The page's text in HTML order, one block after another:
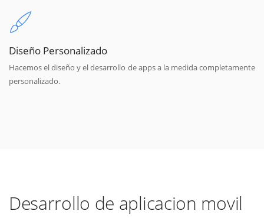
Diseño Personalizado
Hacemos el diseño y el desarrollo de apps a la medida completamente
personalizado.
Desarrollo de aplicacion movil